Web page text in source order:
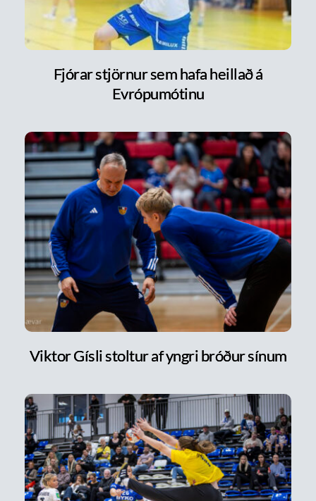
Fjórar stjörnur sem hafa heillað á
Evrópumótinu
Viktor Gísli stoltur af yngri bróður sínum